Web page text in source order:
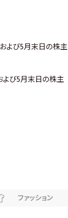
よび5月末日の株主
よび5月末日の株主
ファッション